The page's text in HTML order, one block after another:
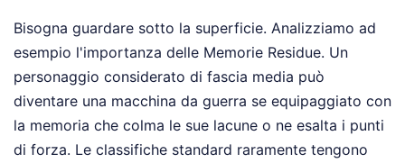
Bisogna guardare sotto la superficie. Analizziamo ad
esempio l'importanza delle Memorie Residue. Un
personaggio considerato di fascia media può
diventare una macchina da guerra se equipaggiato con
la memoria che colma le sue lacune o ne esalta i punti
di forza. Le classifiche standard raramente tengono